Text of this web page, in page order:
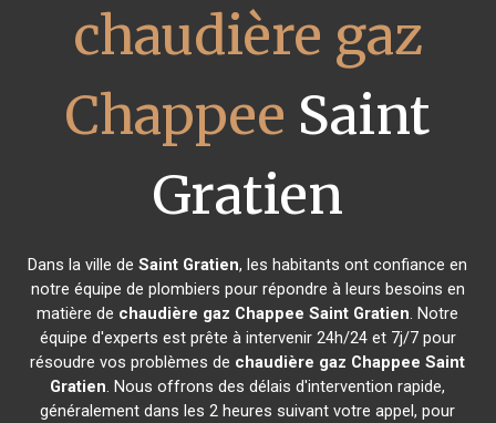
chaudière gaz
Chappee Saint
Gratien
Dans la ville deSaint Gratien, les habitants ont confiance en
notre équipe de plombiers pour répondre à leurs besoins en
matière de chaudière gaz Chappee Saint Gratien. Notre
équipe d'experts est prête à intervenir 24h/24 et 7j/7 pour
résoudre vos problèmes de chaudière gaz Chappee Saint
Gratien. Nous offrons des délais d'intervention rapide,
généralement dans les 2 heures suivant votre appel, pour